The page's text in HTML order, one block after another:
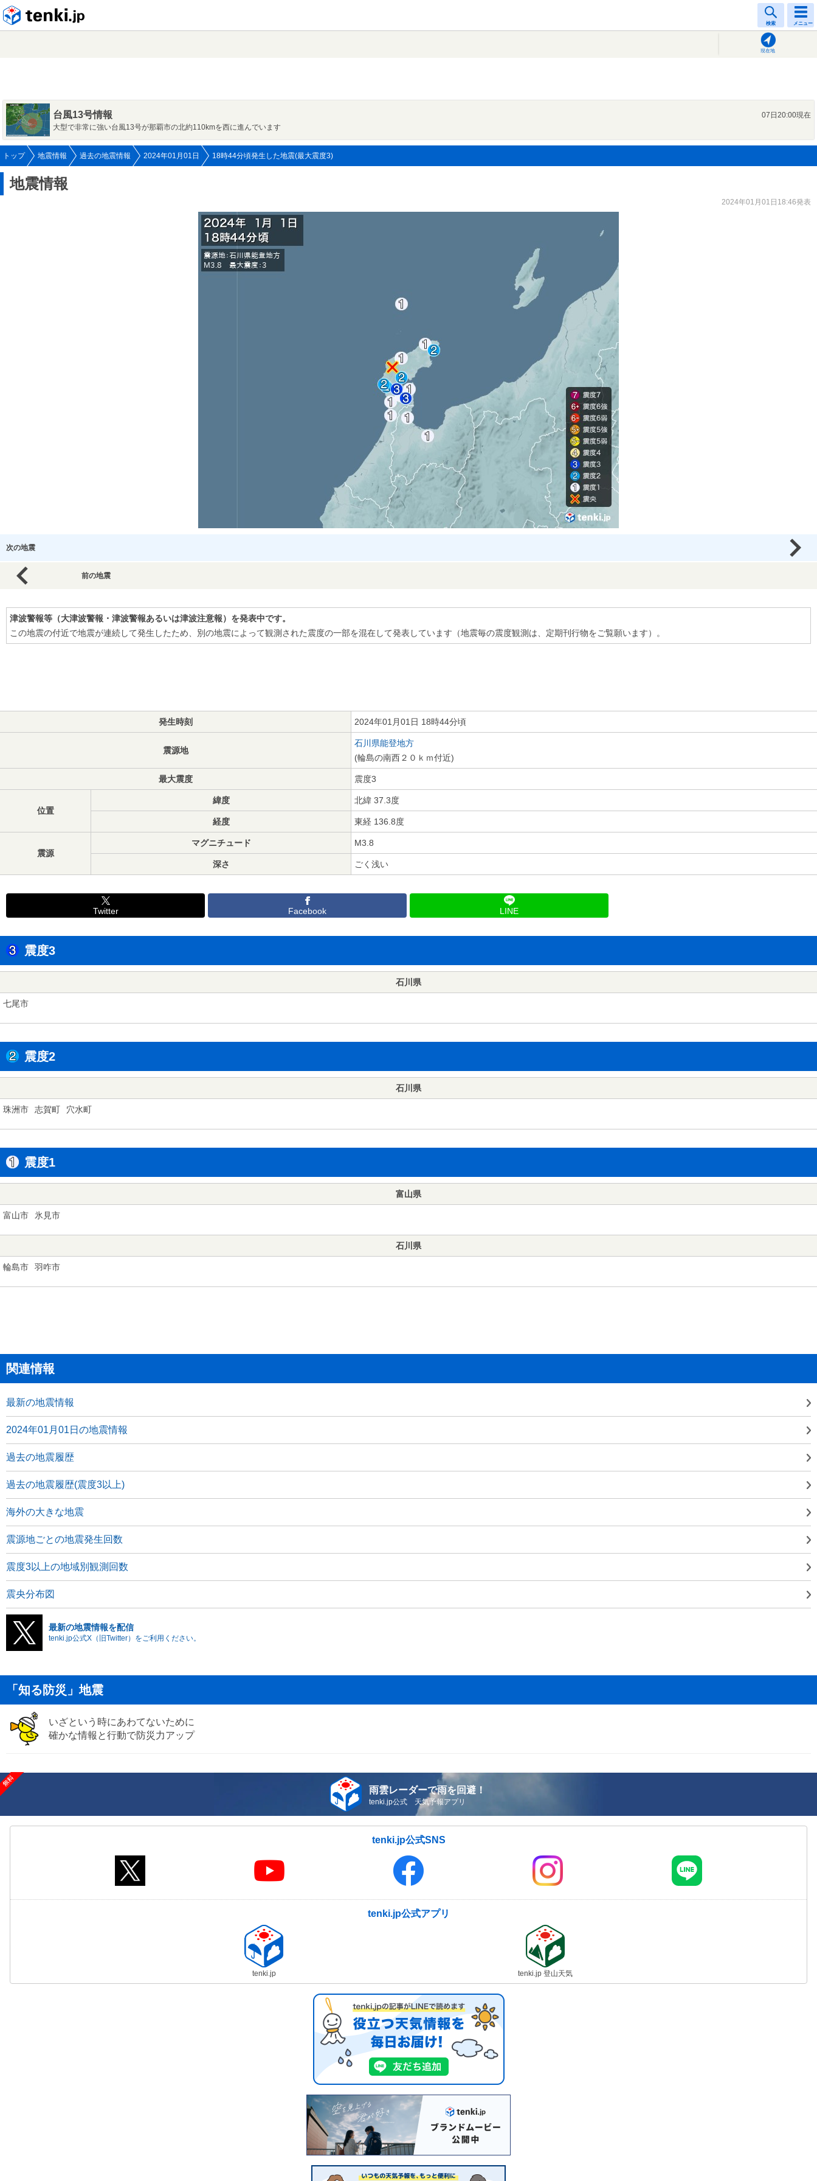
検索 メニュー
現在地
台風13号情報
07日20:00現在
大型で非常に強い台風13号が那覇市の北約110kmを西に進んでいます
トップ 地震情報 過去の地震情報 2024年01月01日 18時44分頃発生した地震(最大震度3)
地震情報
2024年01月01日18:46発表
次の地震
前の地震
津波警報等（大津波警報・津波警報あるいは津波注意報）を発表中です。
この地震の付近で地震が連続して発生したため、別の地震によって観測された震度の一部を混在して発表しています（地震毎の震度観測は、定期刊行物をご覧願います）。
発生時刻 2024年01月01日 18時44分頃
震源地
石川県能登地方
(輪島の南西２０ｋｍ付近)
最大震度 震度3
位置
緯度 北緯 37.3度
経度 東経 136.8度
震源
マグニチュード M3.8
深さ ごく浅い
Twitter Facebook LINE
震度3
石川県
七尾市
震度2
石川県
珠洲市 志賀町 穴水町
震度1
富山県
富山市 氷見市
石川県
輪島市 羽咋市
関連情報
最新の地震情報
2024年01月01日の地震情報
過去の地震履歴
過去の地震履歴(震度3以上)
海外の大きな地震
震源地ごとの地震発生回数
震度3以上の地域別観測回数
震央分布図
最新の地震情報を配信
tenki.jp公式X（旧Twitter）をご利用ください。
「知る防災」地震
いざという時にあわてないために
確かな情報と行動で防災力アップ
雨雲レーダーで雨を回避！
tenki.jp公式 天気予報アプリ
tenki.jp公式SNS
tenki.jp公式アプリ
tenki.jp tenki.jp 登山天気